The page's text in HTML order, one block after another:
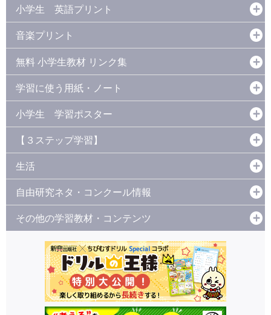
小学生 英語プリント
音楽プリント
無料 小学生教材 リンク集
学習に使う用紙・ノート
小学生 学習ポスター
【３ステップ学習】
生活
自由研究ネタ・コンクール情報
その他の学習教材・コンテンツ